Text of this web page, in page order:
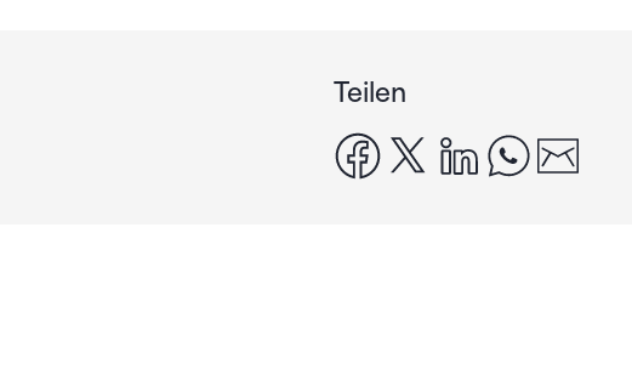
Teilen
facebook
x linkedinwhatsapp